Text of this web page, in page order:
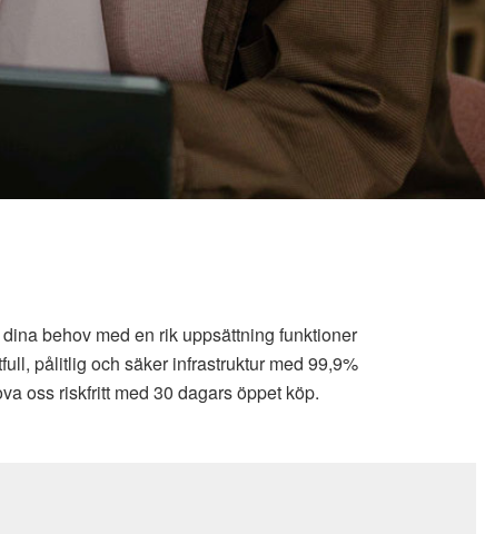
behov med en rik uppsättning funktioner
pålitlig och säker infrastruktur med 99,9%
oss riskfritt med 30 dagars öppet köp.